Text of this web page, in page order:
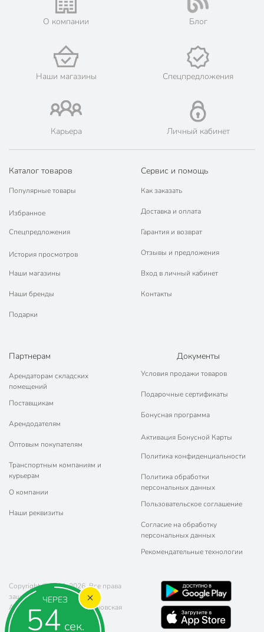
ЧЕРЕЗ
54 сек.
💳 Оплата: онлайн на сайте интернет-гипермаркета или
наличными при получении.
📜 Только оригинальная продукция. Интернет-гипермаркет
Порядок - официальный представитель ведущих мировых
О компании Блог
Наши магазины Спецпредложения
Карьера Личный кабинет
Каталог товаров
Популярные товары
Избранное
Спецпредложения
История просмотров
Наши магазины
Наши бренды
Подарки
Сервис и помощь
Как заказать
Доставка и оплата
Гарантия и возврат
Отзывы и предложения
Вход в личный кабинет
Контакты
Партнерам
Арендаторам складских
помещений
Поставщикам
Арендодателям
Оптовым покупателям
Транспортным компаниям и
курьерам
О компании
Наши реквизиты
Документы
Условия продажи товаров
Подарочные сертификаты
Бонусная программа
Активация Бонусной Карты
Политика конфиденциальности
Политика обработки
персональных данных
Пользовательское соглашение
Согласие на обработку
персональных данных
Рекомендательные технологии
Copyright © 2011-2026. Все права
защищены.
Адрес: г. Москва, ул. Чертановская
20 (метро Южная)
Телефон:8 (800) 770-77-06